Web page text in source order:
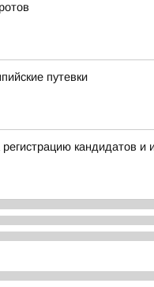
путевки
кандидатов и